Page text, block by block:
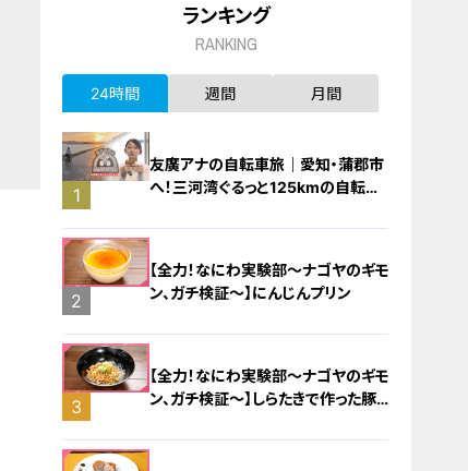
ランキング
RANKING
24時間 週間 月間
1
友廣アナの自転車旅｜愛知・蒲郡市
へ！三河湾ぐるっと125kmの自転車
2
【全力！なにわ実験部～ナゴヤのギモ
ン、ガチ検証～】にんじんプリン
3
【全力！なにわ実験部～ナゴヤのギモ
ン、ガチ検証～】しらたきで作った豚